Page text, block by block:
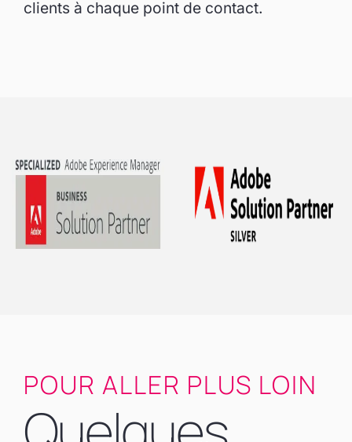
clients à chaque point de contact.
POUR ALLER PLUS LOIN